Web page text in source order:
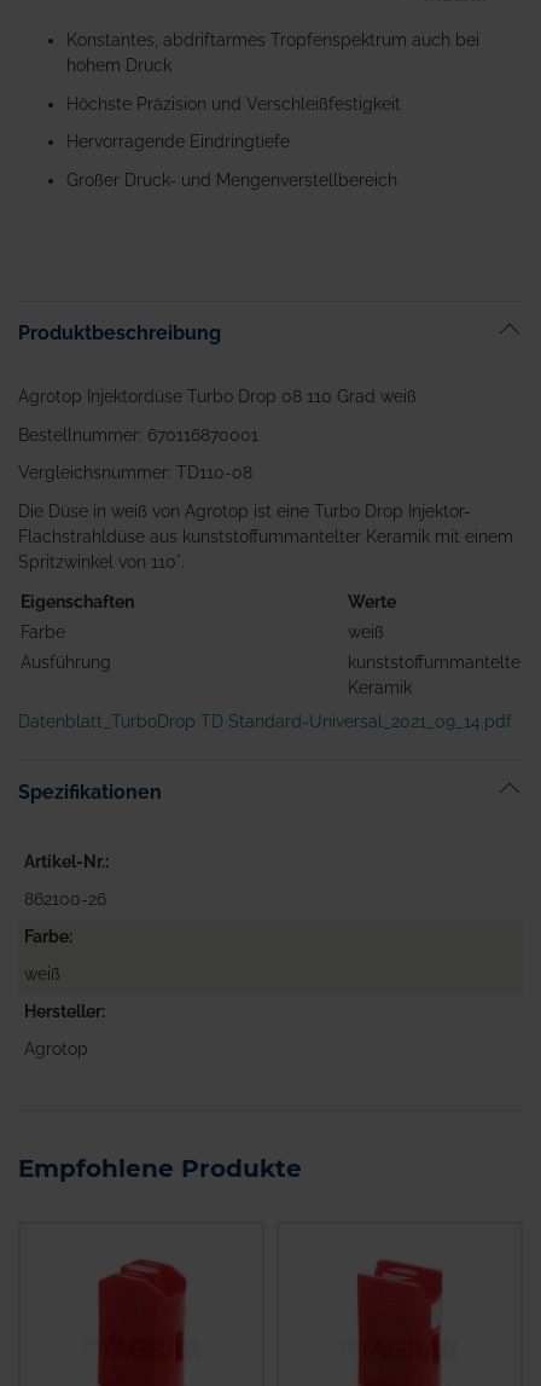
Anfang
springen
Konstantes, abdriftarmes Tropfenspektrum auch bei
hohem Druck
Höchste Präzision und Verschleißfestigkeit
Hervorragende Eindringtiefe
Großer Druck- und Mengenverstellbereich
Produktbeschreibung
Agrotop Injektordüse Turbo Drop 08 110 Grad weiß
Bestellnummer: 670116870001
Vergleichsnummer: TD110-08
Die Düse in weiß von Agrotop ist eine Turbo Drop Injektor-
Flachstrahldüse aus kunststoffummantelter Keramik mit einem
Spritzwinkel von 110°.
Eigenschaften
Werte
Farbe
weiß
Ausführung
kunststoffummantelte
Keramik
Datenblatt_TurboDrop TD Standard-Universal_2021_09_14.pdf
Spezifikationen
Artikel-Nr.
862100-26
Farbe
weiß
Hersteller
Agrotop
Empfohlene Produkte